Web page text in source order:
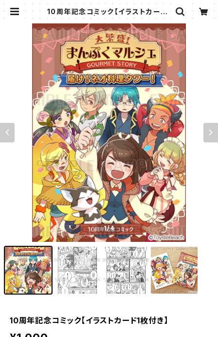
10周年記念コミック【イラストカード1
1/4
10周年記念コミック【イラストカード1枚付き】